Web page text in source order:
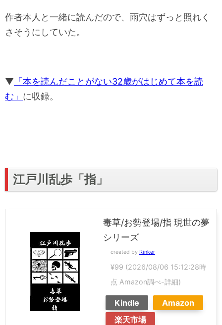
作者本人と一緒に読んだので、雨穴はずっと照れく
さそうにしていた。
▼ 「本を読んだことがない32歳がはじめて本を読
む」 に収録。
江戸川乱歩「指」
毒草/お勢登場/指 現世の夢
シリーズ
created by Rinker
¥99 (2026/08/06 15:12:28時
点 Amazon調べ-詳細)
Kindle
Amazon
楽天市場